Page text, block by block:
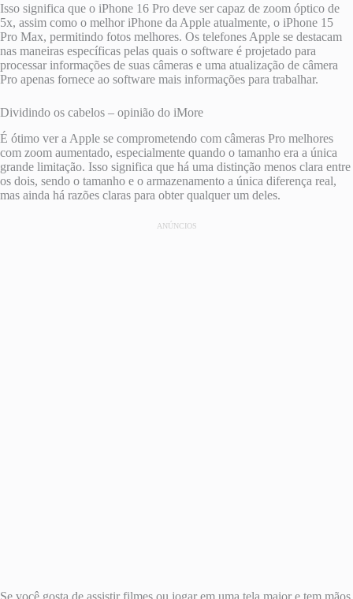
Isso significa que o iPhone 16 Pro deve ser capaz de zoom óptico de
5x, assim como o melhor iPhone da Apple atualmente, o iPhone 15
Pro Max, permitindo fotos melhores. Os telefones Apple se destacam
nas maneiras específicas pelas quais o software é projetado para
processar informações de suas câmeras e uma atualização de câmera
Pro apenas fornece ao software mais informações para trabalhar.
Dividindo os cabelos – opinião do iMore
É ótimo ver a Apple se comprometendo com câmeras Pro melhores
com zoom aumentado, especialmente quando o tamanho era a única
grande limitação. Isso significa que há uma distinção menos clara entre
os dois, sendo o tamanho e o armazenamento a única diferença real,
mas ainda há razões claras para obter qualquer um deles.
ANÚNCIOS
Se você gosta de assistir filmes ou jogar em uma tela maior e tem mãos